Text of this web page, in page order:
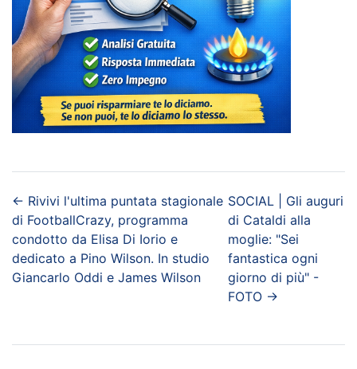
← Rivivi l'ultima puntata stagionale
di FootballCrazy, programma
condotto da Elisa Di Iorio e
dedicato a Pino Wilson. In studio
Giancarlo Oddi e James Wilson
SOCIAL | Gli auguri
di Cataldi alla
moglie: "Sei
fantastica ogni
giorno di più" -
FOTO→